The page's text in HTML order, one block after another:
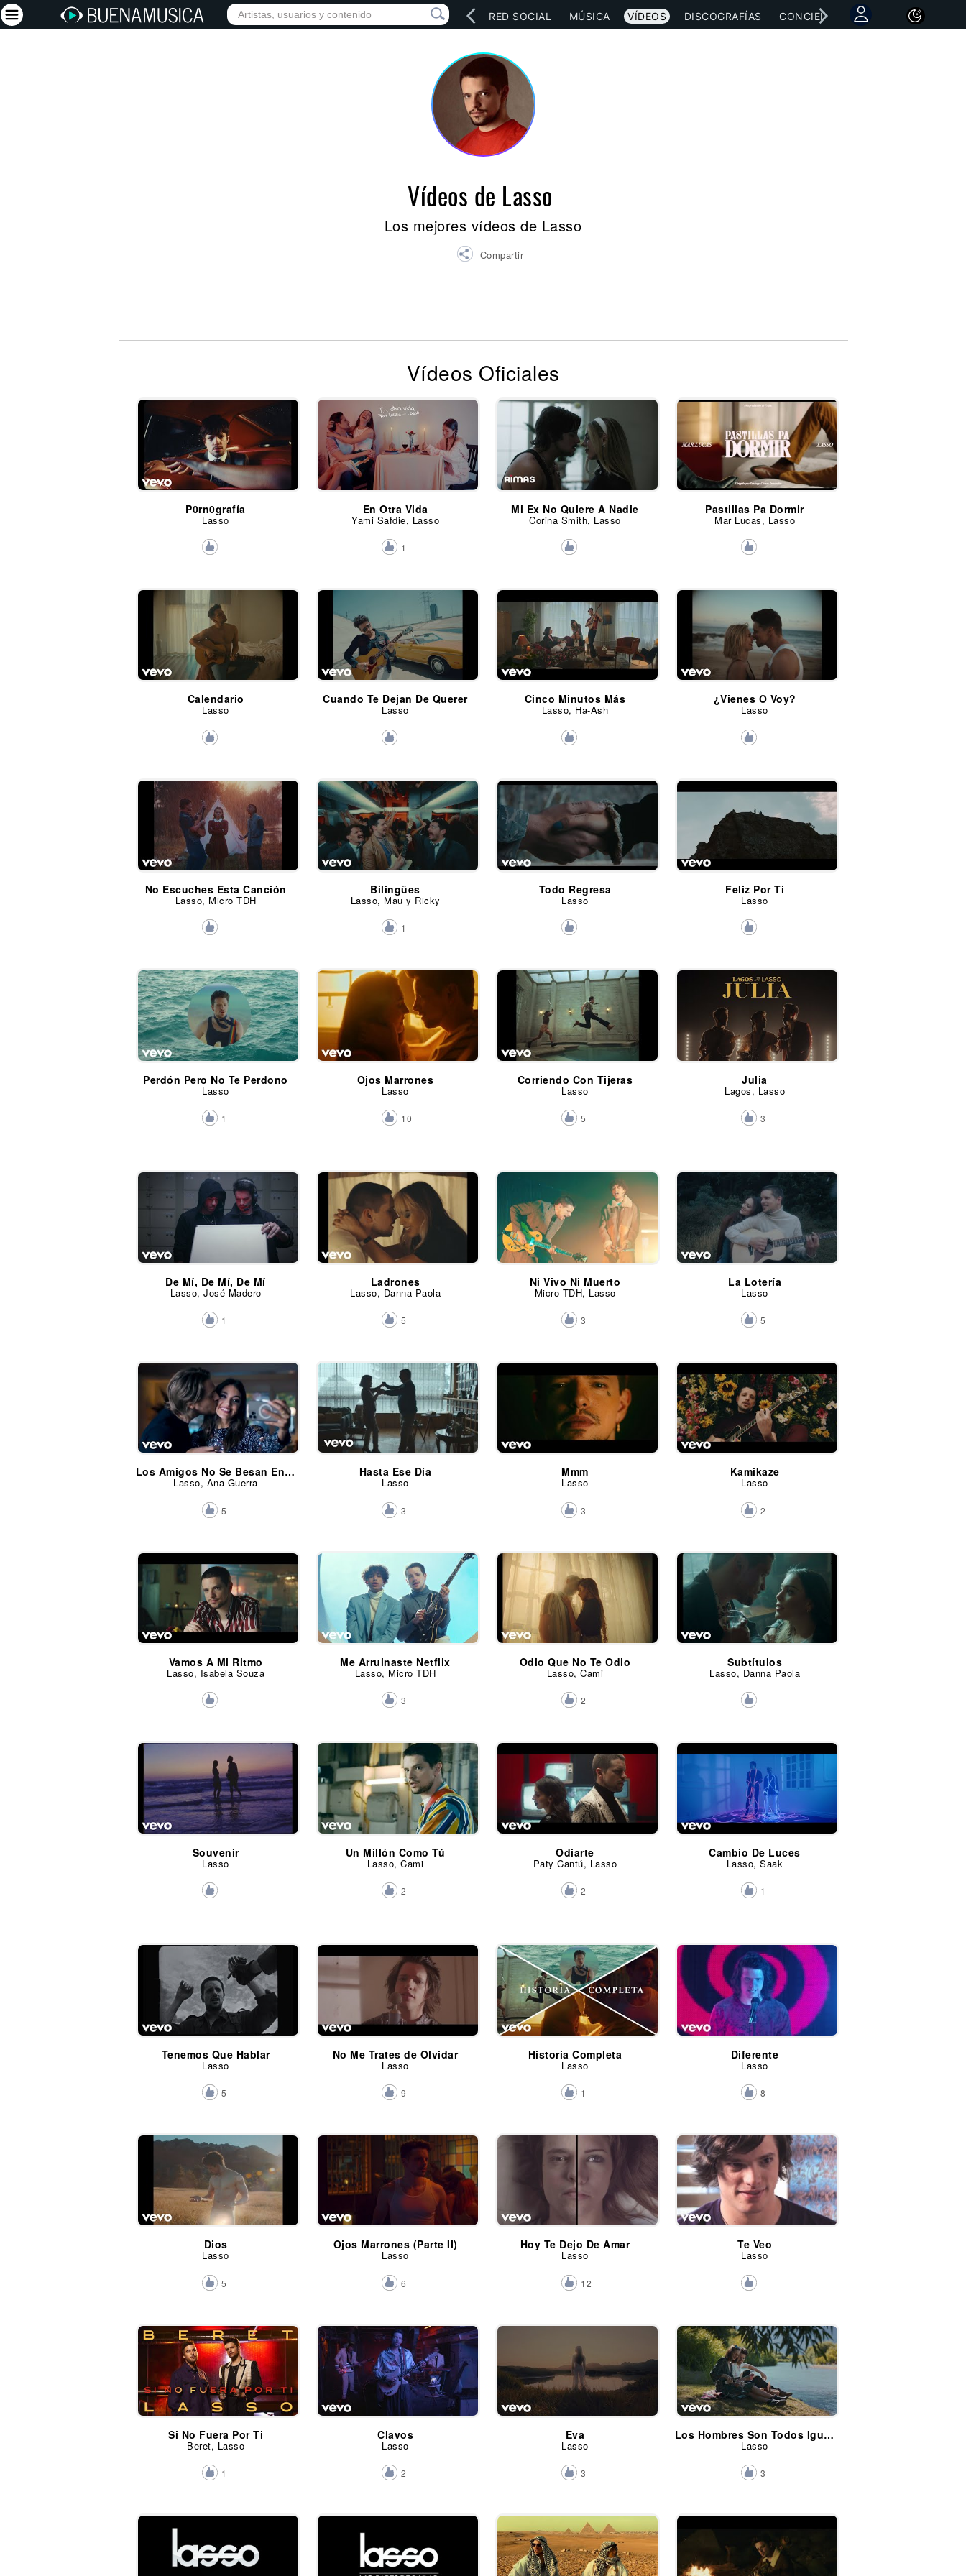
INICIO ARTISTAS RED SOCIAL MÚSICA VÍDEOS DISCOGRAFÍAS CONCIERTOS LETRAS
Vídeos de Lasso
Los mejores vídeos de Lasso
Compartir
Vídeos Oficiales
P0rn0grafía
Lasso
En Otra Vida
Yami Safdie, Lasso
1
Mi Ex No Quiere A Nadie
Corina Smith, Lasso
Pastillas Pa Dormir
Mar Lucas, Lasso
Calendario
Lasso
Cuando Te Dejan De Querer
Lasso
Cinco Minutos Más
Lasso, Ha-Ash
¿Vienes O Voy?
Lasso
No Escuches Esta Canción
Lasso, Micro TDH
Bilingües
Lasso, Mau y Ricky
1
Todo Regresa
Lasso
Feliz Por Ti
Lasso
Perdón Pero No Te Perdono
Lasso
1
Ojos Marrones
Lasso
10
Corriendo Con Tijeras
Lasso
5
Julia
Lagos, Lasso
3
De Mí, De Mí, De Mí
Lasso, José Madero
1
Ladrones
Lasso, Danna Paola
5
Ni Vivo Ni Muerto
Micro TDH, Lasso
3
La Lotería
Lasso
5
Los Amigos No Se Besan En La Boca
Lasso, Ana Guerra
5
Hasta Ese Día
Lasso
3
Mmm
Lasso
3
Kamikaze
Lasso
2
Vamos A Mi Ritmo
Lasso, Isabela Souza
Me Arruinaste Netflix
Lasso, Micro TDH
3
Odio Que No Te Odio
Lasso, Cami
2
Subtítulos
Lasso, Danna Paola
Souvenir
Lasso
Un Millón Como Tú
Lasso, Cami
2
Odiarte
Paty Cantú, Lasso
2
Cambio De Luces
Lasso, Saak
1
Tenemos Que Hablar
Lasso
5
No Me Trates de Olvidar
Lasso
9
Historia Completa
Lasso
1
Diferente
Lasso
8
Dios
Lasso
5
Ojos Marrones (Parte II)
Lasso
6
Hoy Te Dejo De Amar
Lasso
12
Te Veo
Lasso
Si No Fuera Por Ti
Beret, Lasso
1
Clavos
Lasso
2
Eva
Lasso
3
Los Hombres Son Todos Iguales
Lasso
3